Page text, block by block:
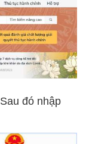
đó nhập